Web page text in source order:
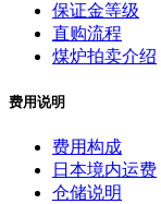
保证金等级
直购流程
煤炉拍卖介绍
费用说明
费用构成
日本境内运费
仓储说明